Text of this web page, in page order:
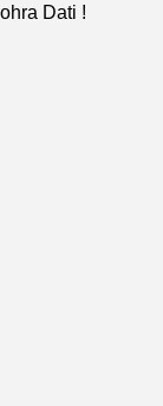
Dati !